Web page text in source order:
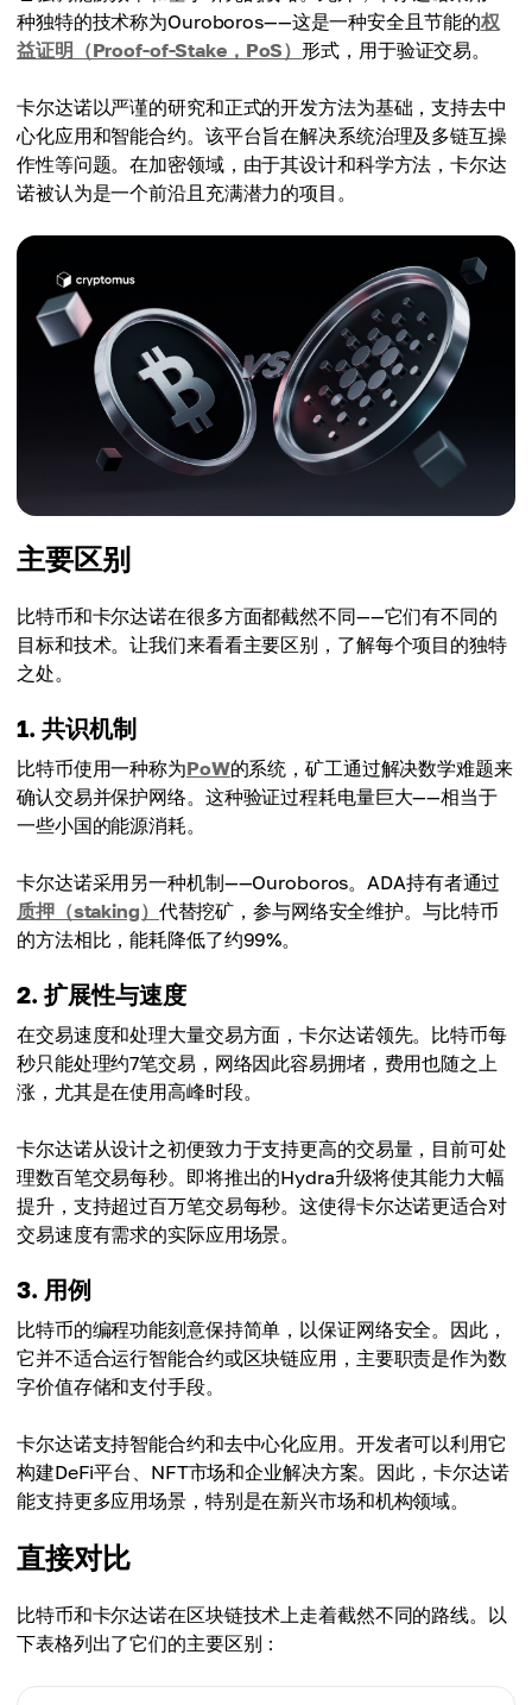
种独特的技术称为Ouroboros——这是一种安全且节能的权
益证明（Proof-of-Stake，PoS）形式，用于验证交易。
卡尔达诺以严谨的研究和正式的开发方法为基础，支持去中
心化应用和智能合约。该平台旨在解决系统治理及多链互操
作性等问题。在加密领域，由于其设计和科学方法，卡尔达
诺被认为是一个前沿且充满潜力的项目。
主要区别
比特币和卡尔达诺在很多方面都截然不同——它们有不同的
目标和技术。让我们来看看主要区别，了解每个项目的独特
之处。
1. 共识机制
比特币使用一种称为PoW的系统，矿工通过解决数学难题来
确认交易并保护网络。这种验证过程耗电量巨大——相当于
一些小国的能源消耗。
卡尔达诺采用另一种机制——Ouroboros。ADA持有者通过
质押（staking） 代替挖矿，参与网络安全维护。与比特币
的方法相比，能耗降低了约99%。
2. 扩展性与速度
在交易速度和处理大量交易方面，卡尔达诺领先。比特币每
秒只能处理约7笔交易，网络因此容易拥堵，费用也随之上
涨，尤其是在使用高峰时段。
卡尔达诺从设计之初便致力于支持更高的交易量，目前可处
理数百笔交易每秒。即将推出的Hydra升级将使其能力大幅
提升，支持超过百万笔交易每秒。这使得卡尔达诺更适合对
交易速度有需求的实际应用场景。
3. 用例
比特币的编程功能刻意保持简单，以保证网络安全。因此，
它并不适合运行智能合约或区块链应用，主要职责是作为数
字价值存储和支付手段。
卡尔达诺支持智能合约和去中心化应用。开发者可以利用它
构建DeFi平台、NFT市场和企业解决方案。因此，卡尔达诺
能支持更多应用场景，特别是在新兴市场和机构领域。
直接对比
比特币和卡尔达诺在区块链技术上走着截然不同的路线。以
下表格列出了它们的主要区别：